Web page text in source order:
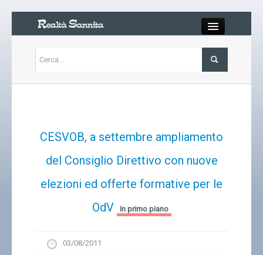
Carrello
CESVOB, a settembre ampliamento
del Consiglio Direttivo con nuove
elezioni ed offerte formative per le
OdV
In primo piano
03/08/2011